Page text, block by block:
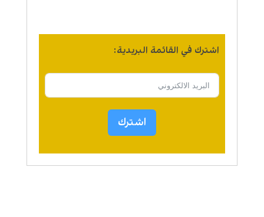
اشترك في القائمة البريدية:
اشترك